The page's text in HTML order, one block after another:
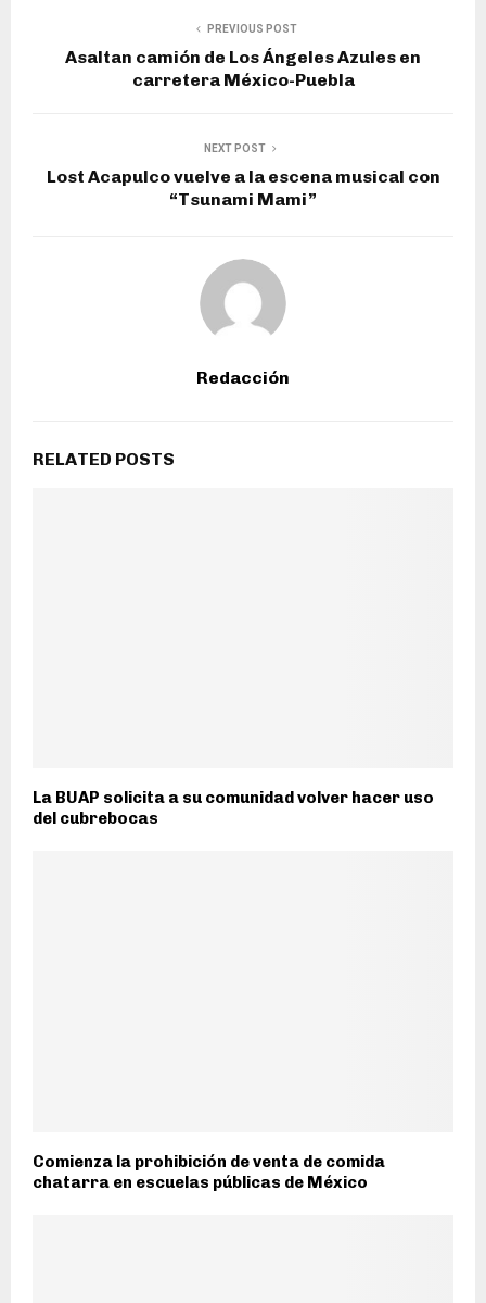
PREVIOUS POST
Asaltan camión de Los Ángeles Azules en
carretera México-Puebla
NEXT POST
Lost Acapulco vuelve a la escena musical con
“Tsunami Mami”
Redacción
RELATED POSTS
La BUAP solicita a su comunidad volver hacer uso
del cubrebocas
Comienza la prohibición de venta de comida
chatarra en escuelas públicas de México